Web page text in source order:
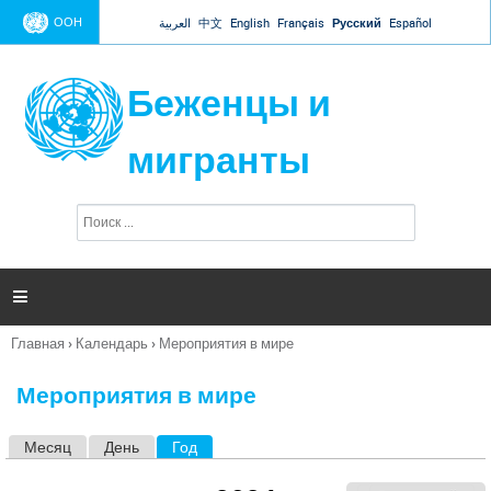
Jump to navigation
ООН العربية 中文 English Français Русский Español
Беженцы и
мигранты
п
и

Вы
Главная › Календарь › Мероприятия в мире
Мероприятия в мире
Месяц День Год